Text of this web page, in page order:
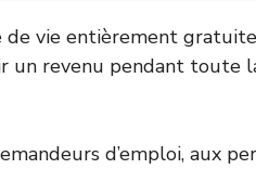
de vie entièrement
un revenu pendant toute
d’emploi, aux